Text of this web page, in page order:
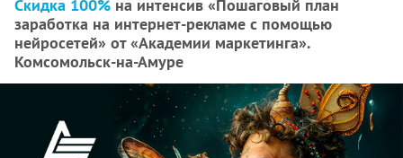
Скидка 100% на интенсив «Пошаговый план
заработка на интернет-рекламе с помощью
нейросетей» от «Академии маркетинга».
Комсомольск-на-Амуре